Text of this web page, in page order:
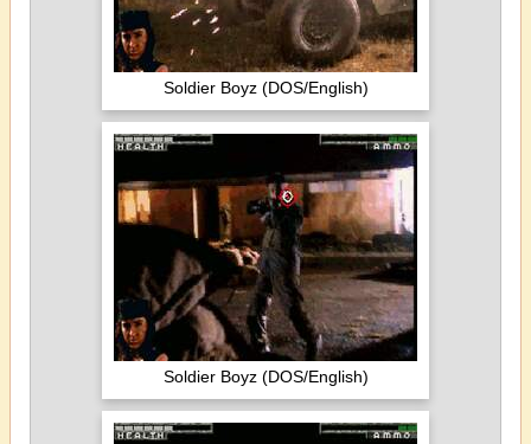
Soldier Boyz (DOS/English)
Soldier Boyz (DOS/English)